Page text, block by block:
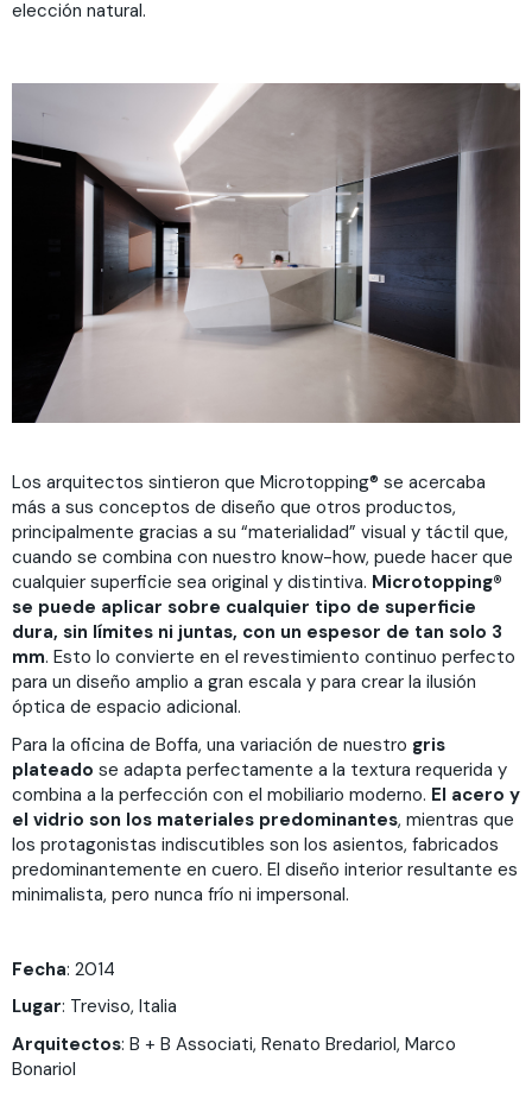
elección natural.
Los arquitectos sintieron que Microtopping® se acercaba
más a sus conceptos de diseño que otros productos,
principalmente gracias a su “materialidad” visual y táctil que,
cuando se combina con nuestro know-how, puede hacer que
cualquier superficie sea original y distintiva. Microtopping®
se puede aplicar sobre cualquier tipo de superficie
dura, sin límites ni juntas, con un espesor de tan solo 3
mm. Esto lo convierte en el revestimiento continuo perfecto
para un diseño amplio a gran escala y para crear la ilusión
óptica de espacio adicional.
Para la oficina de Boffa, una variación de nuestro gris
plateado se adapta perfectamente a la textura requerida y
combina a la perfección con el mobiliario moderno. El acero y
el vidrio son los materiales predominantes, mientras que
los protagonistas indiscutibles son los asientos, fabricados
predominantemente en cuero. El diseño interior resultante es
minimalista, pero nunca frío ni impersonal.
Fecha: 2014
Lugar: Treviso, Italia
Arquitectos: B + B Associati, Renato Bredariol, Marco
Bonariol